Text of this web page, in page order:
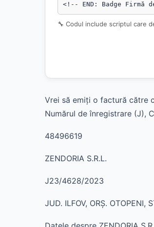
<!-- END: Badge Firmă
🔧 Codul include scriptul care
Vrei să emiți o factură către
Numărul de înregistrare (J),
48496619
ZENDORIA S.R.L.
J23/4628/2023
JUD. ILFOV, ORŞ. OTOPENI,